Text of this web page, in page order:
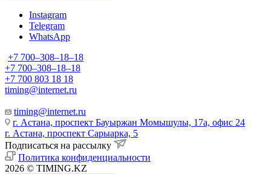
Instagram
Telegram
WhatsApp
+7 700‒308‒18‒18
+7 700‒308‒18‒18
+7 700 803 18 18
timing@internet.ru
timing@internet.ru
г. Астана, проспект Бауыржан Момышулы, 17а, офис 24
г. Астана, проспект Сарыарка, 5
Подписаться на рассылку
Политика конфиденциальности
2026 © TIMING.KZ